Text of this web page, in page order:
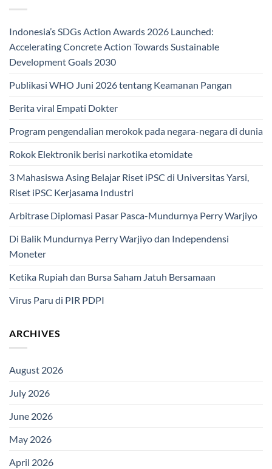
Indonesia’s SDGs Action Awards 2026 Launched:
Accelerating Concrete Action Towards Sustainable
Development Goals 2030
Publikasi WHO Juni 2026 tentang Keamanan Pangan
Berita viral Empati Dokter
Program pengendalian merokok pada negara-negara di dunia
Rokok Elektronik berisi narkotika etomidate
3 Mahasiswa Asing Belajar Riset iPSC di Universitas Yarsi,
Riset iPSC Kerjasama Industri
Arbitrase Diplomasi Pasar Pasca-Mundurnya Perry Warjiyo
Di Balik Mundurnya Perry Warjiyo dan Independensi
Moneter
Ketika Rupiah dan Bursa Saham Jatuh Bersamaan
Virus Paru di PIR PDPI
ARCHIVES
August 2026
July 2026
June 2026
May 2026
April 2026